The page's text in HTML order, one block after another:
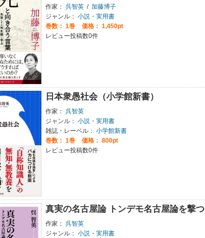
作家： 呉智英 / 加藤博子
ジャンル： 小説・実用書
巻数： 1巻
価格： 1,450pt
レビュー投稿数0件
日本衆愚社会（小学館新書）
作家： 呉智英
ジャンル： 小説・実用書
雑誌・レーベル： 小学館新書
巻数： 1巻
価格： 800pt
レビュー投稿数0件
真実の名古屋論 トンデモ名古屋論を撃つ
作家： 呉智英
ジャンル： 小説・実用書